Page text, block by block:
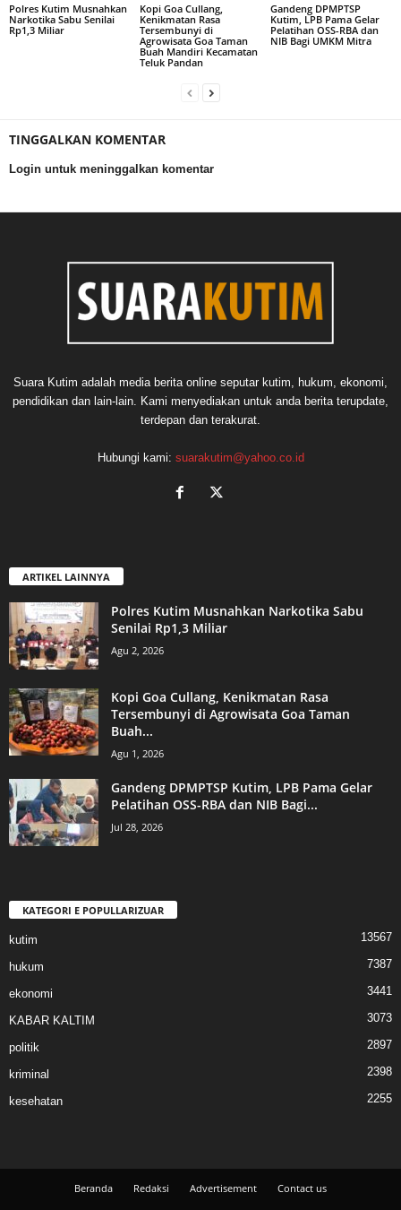
Polres Kutim Musnahkan
Narkotika Sabu Senilai
Rp1,3 Miliar
Kopi Goa Cullang,
Kenikmatan Rasa
Tersembunyi di
Agrowisata Goa Taman
Buah Mandiri Kecamatan
Teluk Pandan
Gandeng DPMPTSP
Kutim, LPB Pama Gelar
Pelatihan OSS-RBA dan
NIB Bagi UMKM Mitra
TINGGALKAN KOMENTAR
Login untuk meninggalkan komentar
Suara Kutim adalah media berita online seputar kutim, hukum, ekonomi,
pendidikan dan lain-lain. Kami menyediakan untuk anda berita terupdate,
terdepan dan terakurat.
Hubungi kami: suarakutim@yahoo.co.id
ARTIKEL LAINNYA
Polres Kutim Musnahkan Narkotika Sabu
Senilai Rp1,3 Miliar
Agu 2, 2026
Kopi Goa Cullang, Kenikmatan Rasa
Tersembunyi di Agrowisata Goa Taman
Buah...
Agu 1, 2026
Gandeng DPMPTSP Kutim, LPB Pama Gelar
Pelatihan OSS-RBA dan NIB Bagi...
Jul 28, 2026
KATEGORI E POPULLARIZUAR
kutim 13567
hukum 7387
ekonomi 3441
KABAR KALTIM 3073
politik 2897
kriminal 2398
kesehatan 2255
Beranda Redaksi Advertisement
Contact us